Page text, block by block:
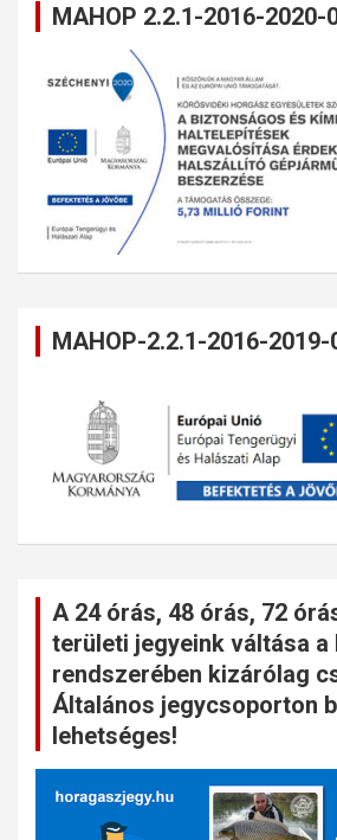
MAHOP 2.2.1-2016-2020-
MAHOP-2.2.1-2016-2019-
A 24 órás, 48 órás, 72
területi jegyeink váltása a
rendszerében kizárólag
Általános jegycsoporton
lehetséges!